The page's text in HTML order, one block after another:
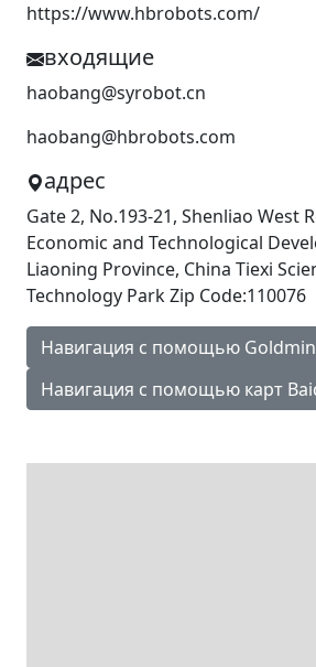
https://www.hbrobots.com/
входящие
haobang@syrobot.cn
haobang@hbrobots.com
адрес
Gate 2, No.193-21, Shenliao West
Economic and Technological
Liaoning Province, China Tiexi
Technology Park Zip Code:110076
Навигация с помощью
Навигация с помощью карт